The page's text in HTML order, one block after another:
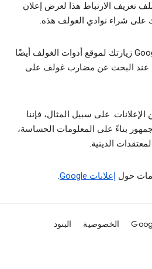
تعريف الارتباط هذا لعرض إعلان
على شراء نوادي الغولف هذه.
قد يستخدم محرك بحث Google زيارتك لموقع أدوات الغولف أيضًا
عند البحث عن مضارب غولف على
على سبيل المثال، فإننا
بناءً على المعلومات الحساسة،
الدينية.
حول إعلانات Google .
الخصوصية البنود